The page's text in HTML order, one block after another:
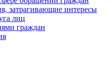
затрагивающие интересы
лиц
граждан